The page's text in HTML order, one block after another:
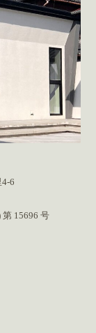
4-6
15696 号